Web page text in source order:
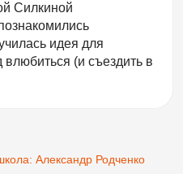
Силкиной
идея для
(и съездить в
Александр Родченко